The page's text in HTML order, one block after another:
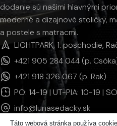
dodanie sú našimi hlavnými
moderné a dizajnové stoličky,
a postele s matracmi.
LIGHTPARK, 1. poschodie,
+421 905 284 044 (p.
+421 918 326 067 (p. Rak)
PO: 14-19 | UT-PIA: 10-19 |
info@lunasedacky.sk
Táto webová stránka používa